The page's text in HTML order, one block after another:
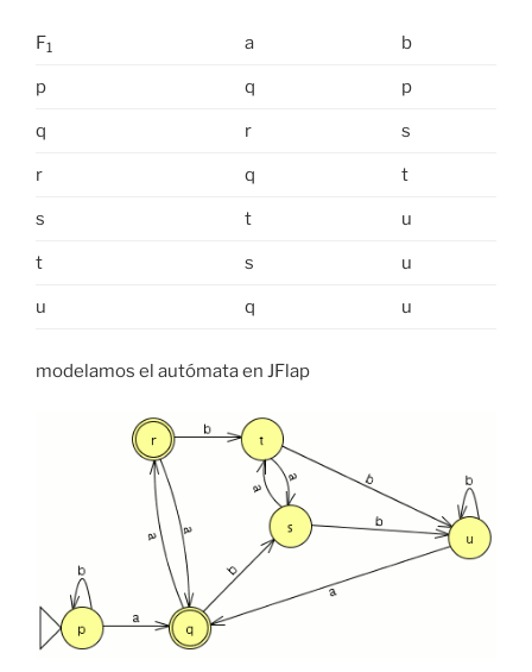
F1 a b
p q p
q r s
r q t
s t u
t s u
u q u
modelamos el autómata en JFlap